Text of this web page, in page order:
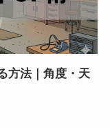
方法｜角度・天